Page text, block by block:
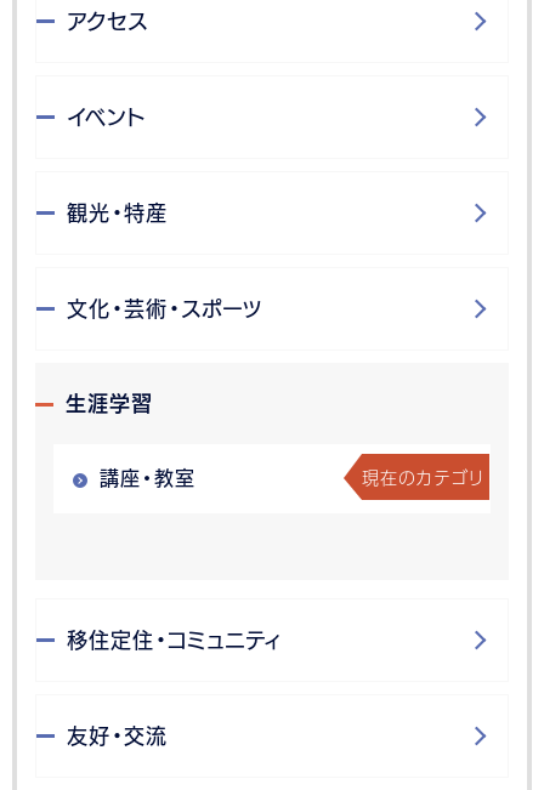
アクセス
イベント
観光・特産
文化・芸術・スポーツ
生涯学習
講座・教室 現在のカテゴリ
移住定住・コミュニティ
友好・交流